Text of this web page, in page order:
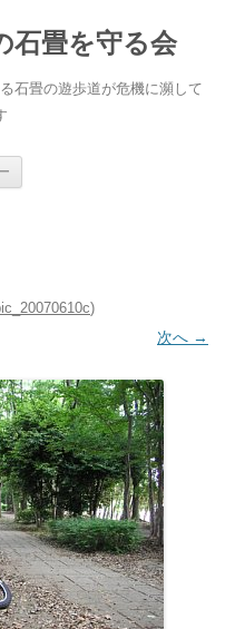
石畳を守る会
石畳の遊歩道が危機に瀕して
)
次へ →